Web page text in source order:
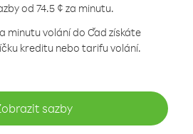
od 74.5 ¢ za minutu.
minutu volání do Čad získáte
kreditu nebo tarifu volání.
sazby